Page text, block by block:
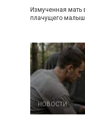
Измученная мать
плачущего
НОВОСТИ